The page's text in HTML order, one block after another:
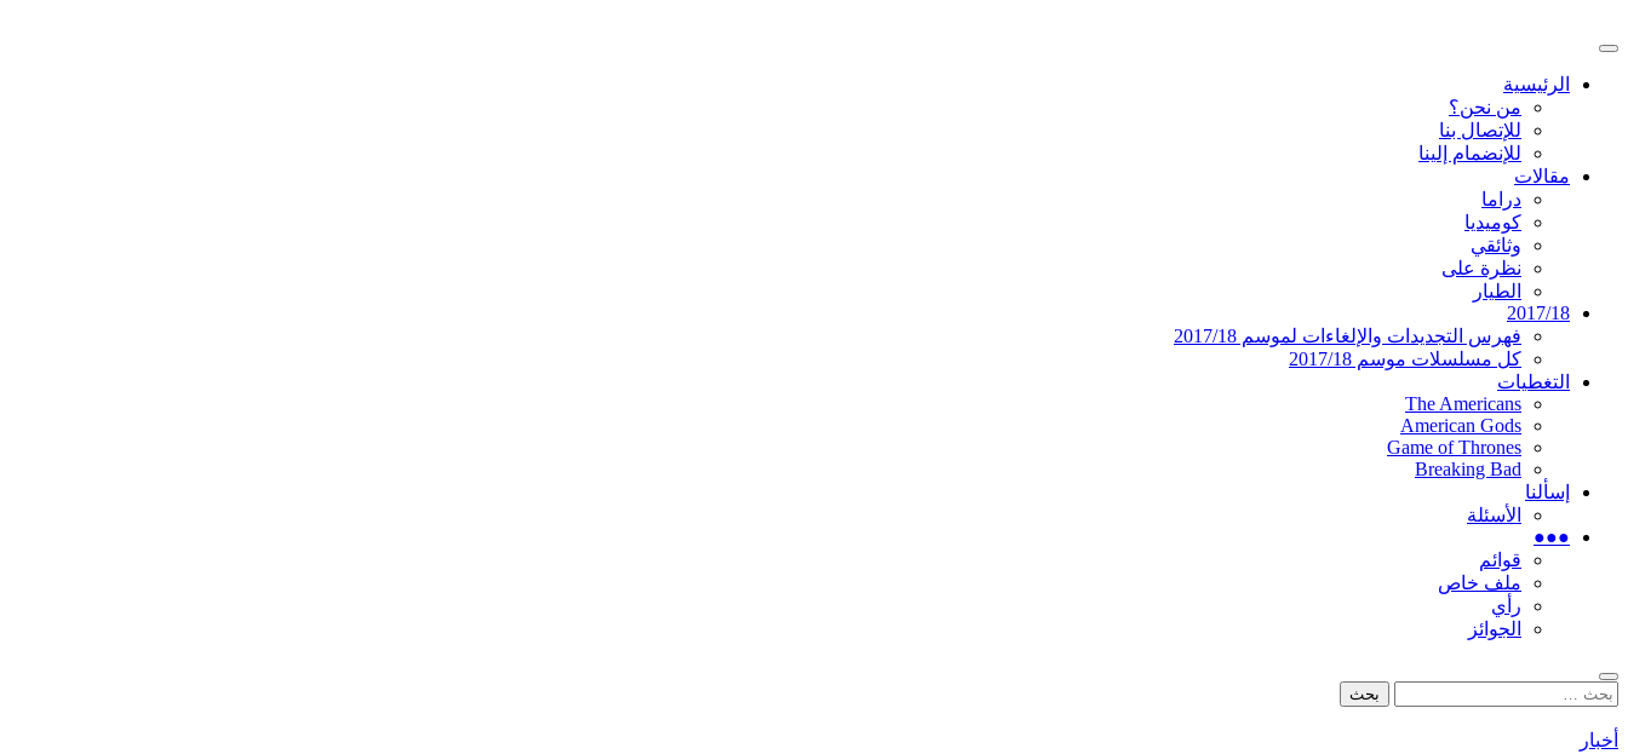
إلى
دليل التلفزيون العربي
موقع عربي متخصص في أخبار ومقالات حول المسلسلات الأجنبية
القائمة
الرئيسيةالرئيسية
من نحن؟
للإتصال بنا
للإنضمام إلينا
مقالات
دراما
كوميديا
وثائقي
نظرة على
الطيار
2017/18
فهرس التجديدات والإلغاءات لموسم 2017/18
كل مسلسلات موسم 2017/18
التغطيات
The Americans
American Gods
Game of Thrones
Breaking Bad
إسألنا
الأسئلة
●●●
قوائم
ملف خاص
رأي
الجوائز
بحث
البحث
أخبار